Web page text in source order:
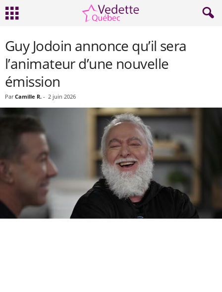
Guy Jodoin annonce qu’il sera
l’animateur d’une nouvelle
émission
Par Camille R. - 2 juin 2026